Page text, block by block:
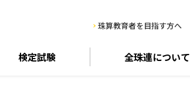
珠算教育者を目指す方へ
検定試験 全珠連について